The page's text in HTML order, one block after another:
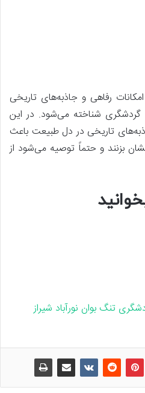
رفاهی و جاذبه‌های تاریخی
شناخته می‌شود. در این
تاریخی در دل طبیعت باعث
بزنند و حتماً توصیه می‌شود از
تنگ بوان نورآباد شیراز